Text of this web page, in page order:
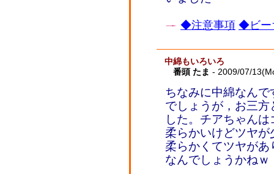
◆注意事項 ◆ビー
中綿もいろいろ
番頭 たま - 2009/07/
ちなみに中綿なん
でしょうが，お三
した。チアちゃん
柔らかいけどツヤ
柔らかくてツヤが
なんでしょうかね